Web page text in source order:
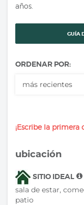
años.
GUÍA
ORDENAR POR:
¡Escribe la primera
ubicación
SITIO IDEAL
sala de estar,
patio